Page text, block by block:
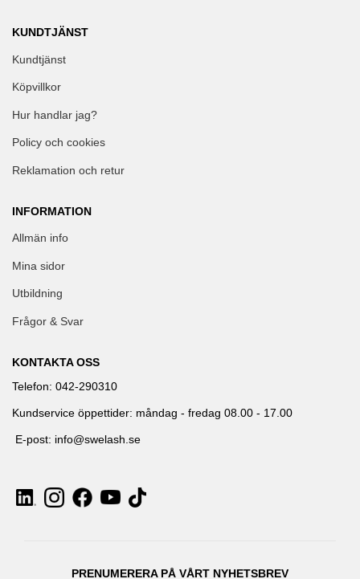
KUNDTJÄNST
Kundtjänst
Köpvillkor
Hur handlar jag?
Policy och cookies
Reklamation och retur
INFORMATION
Allmän info
Mina sidor
Utbildning
Frågor & Svar
KONTAKTA OSS
Telefon: 042-290310
Kundservice öppettider: måndag - fredag 08.00 - 17.00
E-post: info@swelash.se
PRENUMERERA PÅ VÅRT NYHETSBREV